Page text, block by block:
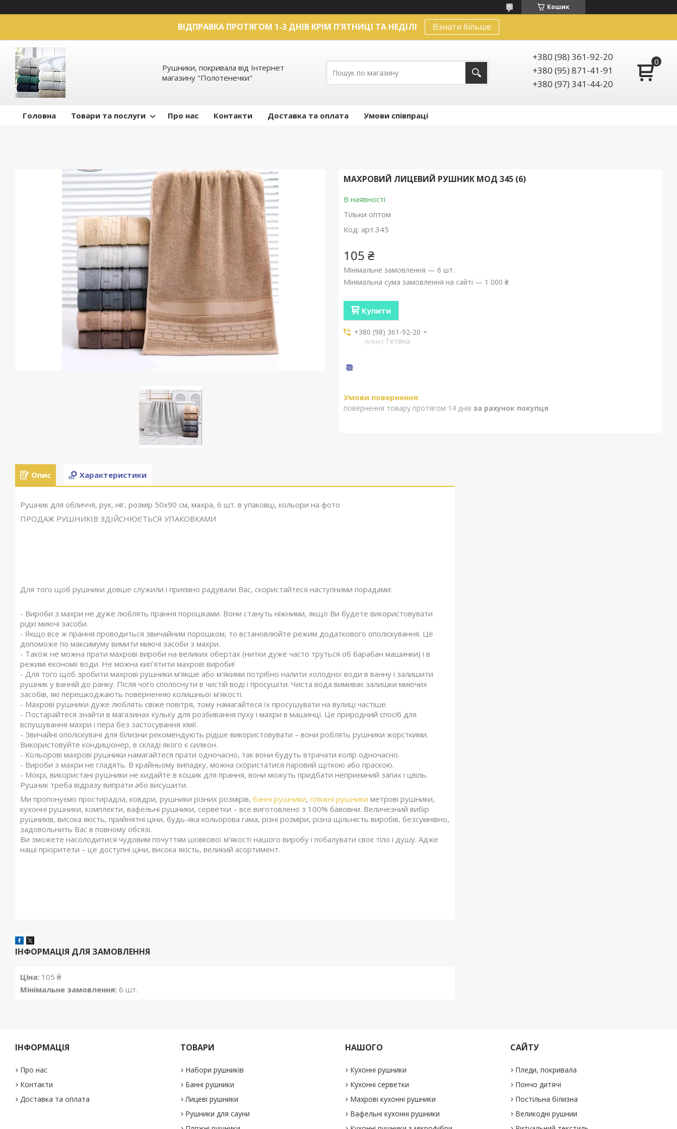
Кошик
ВІДПРАВКА ПРОТЯГОМ 1-3 ДНІВ КРІМ П'ЯТНИЦІ ТА НЕДІЛІ Взнати більше
Рушники, покривала від Інтернет
магазину "Полотенечки"
+380 (98) 361-92-20
+380 (95) 871-41-91
+380 (97) 341-44-20
Головна Товари та послуги Про нас Контакти Доставка та оплата Умови співпраці
МАХРОВИЙ ЛИЦЕВИЙ РУШНИК МОД 345 (6)
В наявності
Тільки оптом
Код: арт.345
105 ₴
Мінімальне замовлення — 6 шт.
Мінімальна сума замовлення на сайті — 1 000 ₴
Купити
+380 (98) 361-92-20
Viber Тетяна
повернення товару протягом 14 днів за рахунок покупця
Опис Характеристики
Рушник для обличчя, рук, ніг, розмір 50х90 см, махра, 6 шт. в упаковці, кольори на фото
ПРОДАЖ РУШНИКІВ ЗДІЙСНЮЄТЬСЯ УПАКОВКАМИ
Для того щоб рушники довше служили і приємно радували Вас, скористайтеся наступними порадами:
- Вироби з махри не дуже люблять прання порошками. Вони стануть ніжними, якщо Ви будете використовувати
рідкі миючі засоби.
- Якщо все ж прання проводиться звичайним порошком, то встановлюйте режим додаткового ополіскування. Це
допоможе по максимуму вимити миючі засоби з махри.
- Також не можна прати махрові вироби на великих обертах (нитки дуже часто труться об барабан машинки) і в
режимі економії води. Не можна кип'ятити махрові вироби!
- Для того щоб зробити махрові рушники м'якше або м'якими потрібно налити холодної води в ванну і залишити
рушник у ванній до ранку. Після чого сполоснути в чистій воді і просушіти. Чиста вода вимиває залишки миючих
засобів, які перешкоджають поверненню колишньої м'якості.
- Махрові рушники дуже люблять свіже повітря, тому намагайтеся їх просушувати на вулиці частіше.
- Постарайтеся знайти в магазинах кульку для розбивання пуху і махри в машинці. Це природний спосіб для
вспушування махри і пера без застосування хімії.
- Звичайні ополіскувачі для білизни рекомендують рідше використовувати – вони роблять рушники жорсткими.
Використовуйте кондиціонер, в складі якого є силікон.
- Кольорові махрові рушники намагайтеся прати одночасно, так вони будуть втрачати колір одночасно.
- Вироби з махри не гладять. В крайньому випадку, можна скористатися паровий щіткою або праскою.
- Мокрі, використані рушники не кидайте в кошик для прання, вони можуть придбати неприємний запах і цвіль.
Рушник треба відразу випрати або висушити.
Ми пропонуємо простирадла, ковдри, рушники різних розмірів, банні рушники, пляжні рушники метрові рушники,
кухонні рушники, комплекти, вафельні рушники, серветки – все виготовлено з 100% бавовни. Величезний вибір
рушників, висока якість, прийнятні ціни, будь-яка кольорова гама, різні розміри, різна щільність виробів, безсумнівно,
задовольнить Вас в повному обсязі.
Ви зможете насолодитися чудовим почуттям шовкової м'якості нашого виробу і побалувати своє тіло і душу. Адже
наші пріоритети – це доступні ціни, висока якість, великий асортимент.
ІНФОРМАЦІЯ ДЛЯ ЗАМОВЛЕННЯ
Ціна: 105 ₴
Мінімальне замовлення: 6 шт.
ІНФОРМАЦІЯ
Про нас
Контакти
Доставка та оплата
ТОВАРИ
Набори рушників
Банні рушники
Лицеві рушники
Рушники для сауни
НАШОГО
Кухонні рушники
Кухонні серветки
Махрові кухонні рушники
Вафельні кухонні рушники
САЙТУ
Пледи, покривала
Пончо дитячі
Постільна білизна
Великодні рушнии